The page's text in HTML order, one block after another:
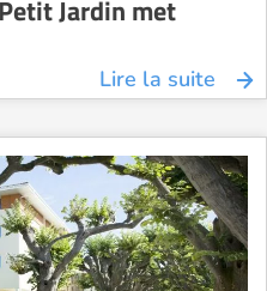
Jardin met
Lire la suite